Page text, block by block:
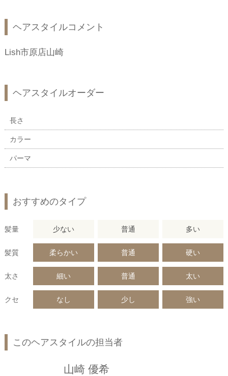
ヘアスタイルコメント
Lish市原店山崎
ヘアスタイルオーダー
長さ
カラー
パーマ
おすすめのタイプ
髪量 少ない 普通 多い
髪質 柔らかい 普通 硬い
太さ 細い 普通 太い
クセ なし 少し 強い
このヘアスタイルの担当者
山崎 優希